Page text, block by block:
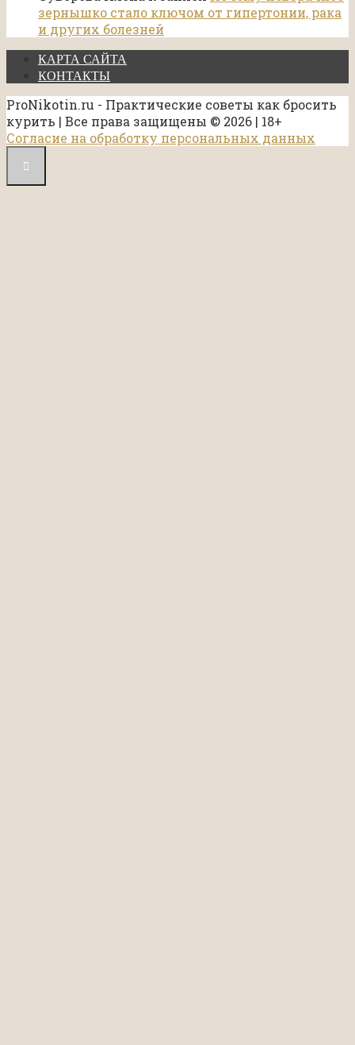
зернышко стало ключом от гипертонии, рака
и других болезней
КАРТА САЙТА
КОНТАКТЫ
ProNikotin.ru - Практические советы как бросить
курить | Все права защищены © 2026 | 18+
Согласие на обработку персональных данных